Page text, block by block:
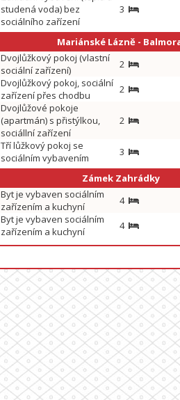
studená voda) bez
sociálního zařízení
3
Mariánské Lázně -
Dvojlůžkový pokoj (vlastní
sociální zařízení)
2
Dvojlůžkový pokoj, sociální
zařízení přes chodbu
2
Dvojlůžové pokoje
(apartmán) s přistýlkou,
sociállní zařízení
2
Tří lůžkový pokoj se
sociálním vybavením
3
Zámek Zahrádky
Byt je vybaven sociálním
zařízením a kuchyní
4
Byt je vybaven sociálním
zařízením a kuchyní
4